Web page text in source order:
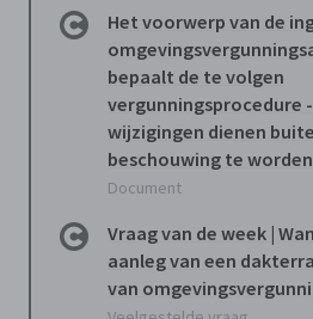
Het voorwerp van de
bepaalt de te volgen
vergunningsprocedure
wijzigingen dienen
beschouwing te
Document
Vraag van de week |
aanleg van een
van